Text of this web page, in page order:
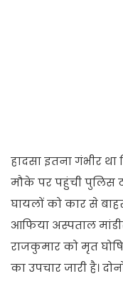
हादसा इतना गंभीर था
मौके पर पहुंची पुलिस
घायलों को कार से
आफिया अस्पताल
राजकुमार को मृत
का उपचार जारी है।